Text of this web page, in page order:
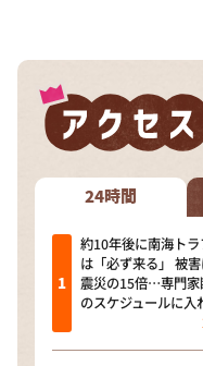
河合＆A.B.C-Z塚
（news おかえり）
DAIGOも台所 ～き
本日はダイアンな
朝だ！生です旅サ
教えて！ニュース
ＬＩＦＥ～夢のカ
新婚さんいらっし
24時間
約10年後に南海ト
は「必ず来る」 被
震災の15倍…専門家
のスケジュールに入